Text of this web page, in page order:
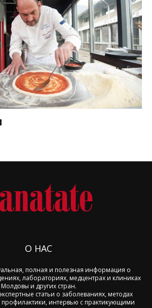
О НАС
полная и полезная информация о
лабораториях, медцентрах и клиниках
Молдовы и других стран.
статьи о заболеваниях, методах
профилактики, интервью с практикующими